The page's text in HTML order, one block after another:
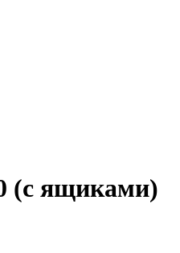
(с ящиками)